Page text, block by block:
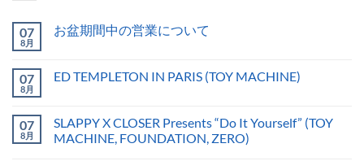
07
8月
お盆期間中の営業について
07
8月
ED TEMPLETON IN PARIS (TOY MACHINE)
07
8月
SLAPPY X CLOSER Presents “Do It Yourself” (TOY
MACHINE, FOUNDATION, ZERO)